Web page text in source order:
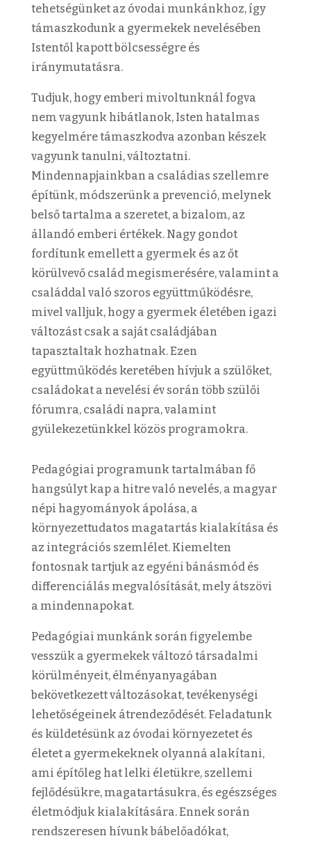
tehetségünket az óvodai munkánkhoz, így
támaszkodunk a gyermekek nevelésében
Istentől kapott bölcsességre és
iránymutatásra.
Tudjuk, hogy emberi mivoltunknál fogva
nem vagyunk hibátlanok, Isten hatalmas
kegyelmére támaszkodva azonban készek
vagyunk tanulni, változtatni.
Mindennapjainkban a családias szellemre
építünk, módszerünk a prevenció, melynek
belső tartalma a szeretet, a bizalom, az
állandó emberi értékek. Nagy gondot
fordítunk emellett a gyermek és az őt
körülvevő család megismerésére, valamint a
családdal való szoros együttműködésre,
mivel valljuk, hogy a gyermek életében igazi
változást csak a saját családjában
tapasztaltak hozhatnak. Ezen
együttműködés keretében hívjuk a szülőket,
családokat a nevelési év során több szülői
fórumra, családi napra, valamint
gyülekezetünkkel közös programokra.
Pedagógiai programunk tartalmában fő
hangsúlyt kap a hitre való nevelés, a magyar
népi hagyományok ápolása, a
környezettudatos magatartás kialakítása és
az integrációs szemlélet. Kiemelten
fontosnak tartjuk az egyéni bánásmód és
differenciálás megvalósítását, mely átszövi
a mindennapokat.
Pedagógiai munkánk során figyelembe
vesszük a gyermekek változó társadalmi
körülményeit, élményanyagában
bekövetkezett változásokat, tevékenységi
lehetőségeinek átrendeződését. Feladatunk
és küldetésünk az óvodai környezetet és
életet a gyermekeknek olyanná alakítani,
ami építőleg hat lelki életükre, szellemi
fejlődésükre, magatartásukra, és egészséges
életmódjuk kialakítására. Ennek során
rendszeresen hívunk bábelőadókat,